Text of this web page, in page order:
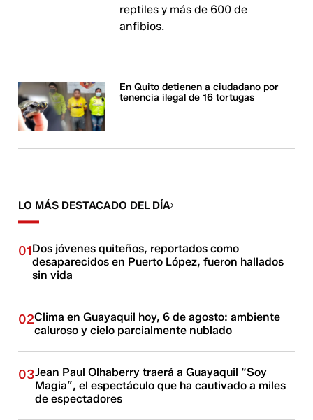
reptiles y más de 600 de
anfibios.
En Quito detienen a ciudadano por
tenencia ilegal de 16 tortugas
LO MÁS DESTACADO DEL DÍA
01Dos jóvenes quiteños, reportados como
desaparecidos en Puerto López, fueron hallados
sin vida
02Clima en Guayaquil hoy, 6 de agosto: ambiente
caluroso y cielo parcialmente nublado
03Jean Paul Olhaberry traerá a Guayaquil “Soy
Magia”, el espectáculo que ha cautivado a miles
de espectadores